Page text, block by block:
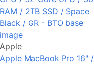
Apple
Apple MacBook Pro 16" /